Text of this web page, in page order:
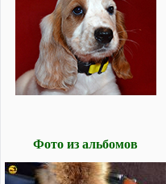
Фото из альбомов